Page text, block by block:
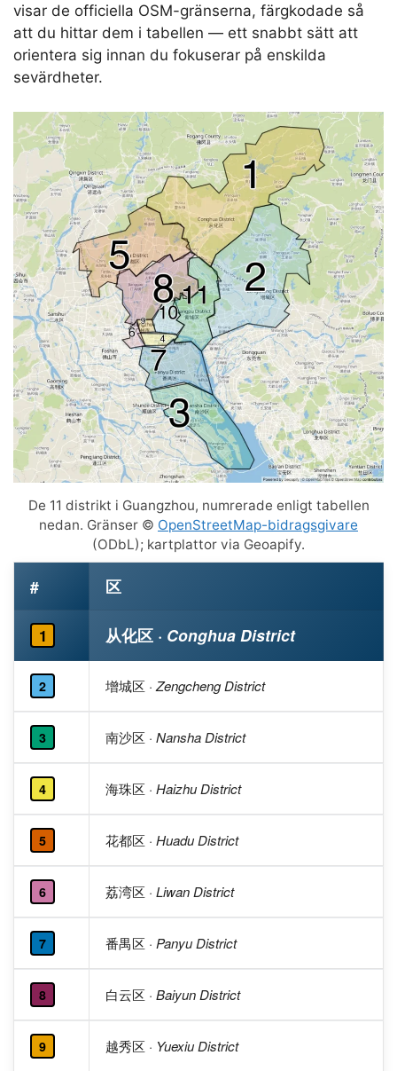
visar de officiella OSM-gränserna, färgkodade så
att du hittar dem i tabellen — ett snabbt sätt att
orientera sig innan du fokuserar på enskilda
sevärdheter.
De 11 distrikt i Guangzhou, numrerade enligt tabellen
nedan. Gränser © OpenStreetMap-bidragsgivare
(ODbL); kartplattor via Geoapify.
# 区
1 从化区 · Conghua District
2 增城区 · Zengcheng District
3 南沙区 · Nansha District
4 海珠区 · Haizhu District
5 花都区 · Huadu District
6 荔湾区 · Liwan District
7 番禺区 · Panyu District
8 白云区 · Baiyun District
9 越秀区 · Yuexiu District